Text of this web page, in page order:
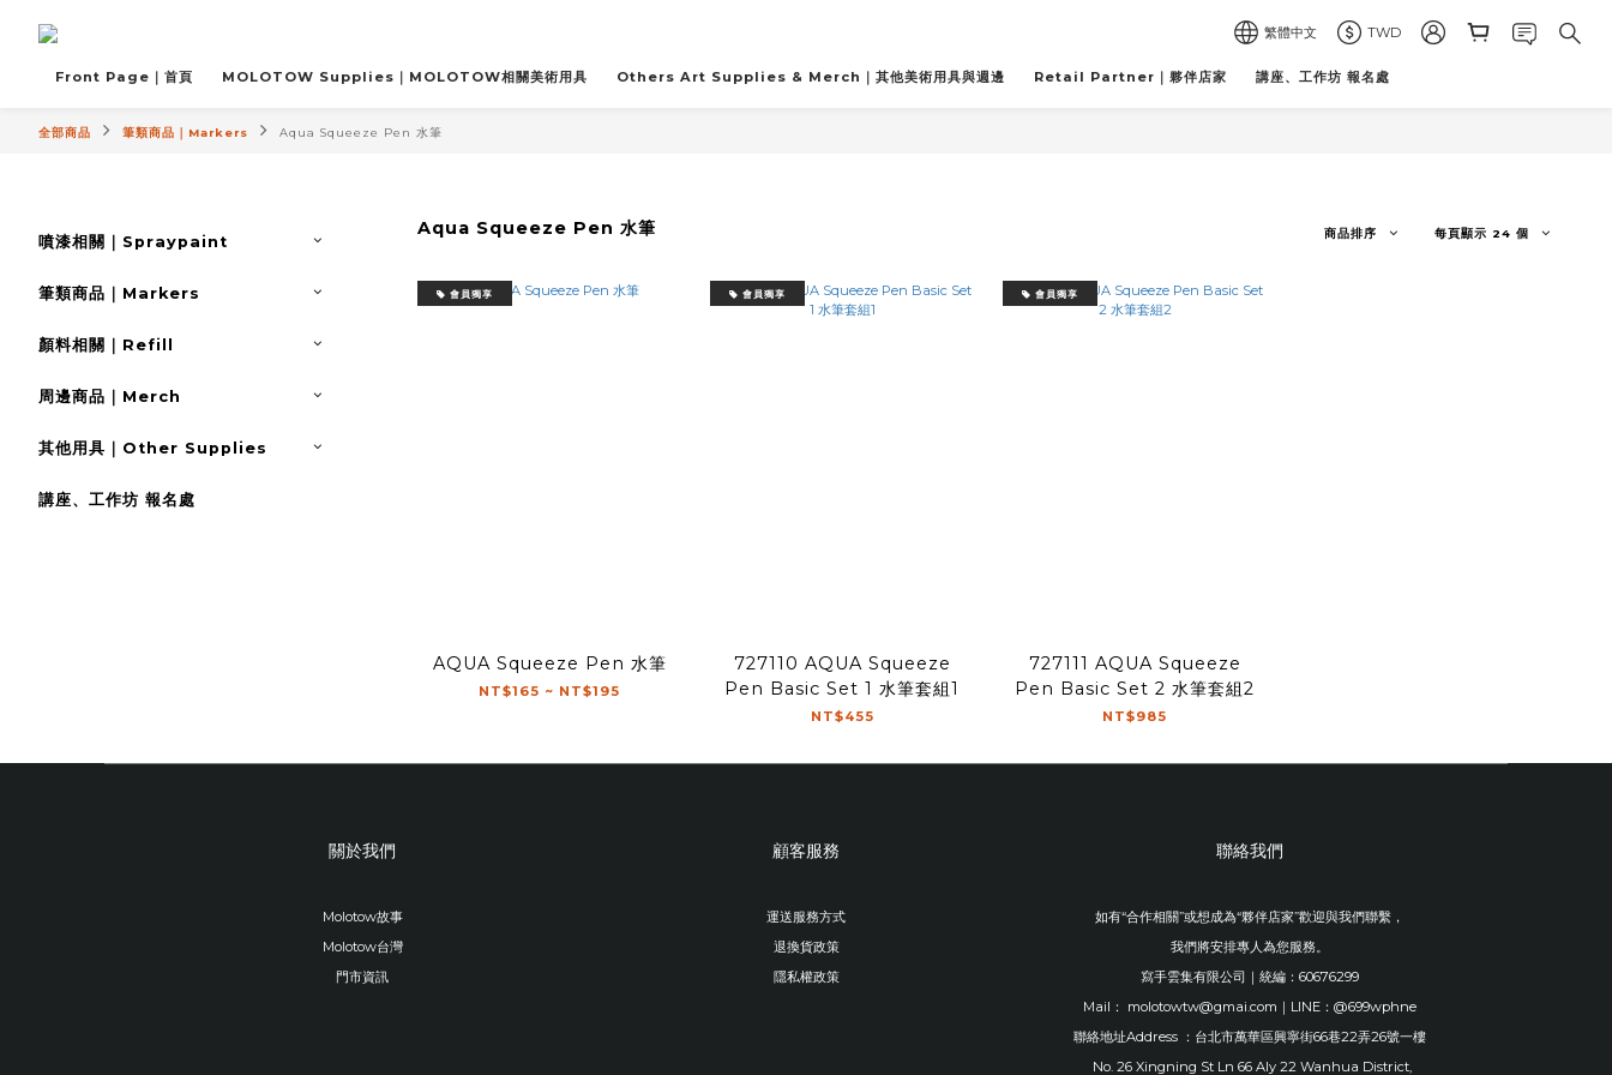
繁體中文 TWD
Front Page｜首頁 MOLOTOW Supplies｜MOLOTOW相關美術用具 Others Art Supplies & Merch｜其他美術用具與週邊 Retail Partner｜夥伴店家 講座、工作坊 報名處
全部商品 筆類商品｜Markers Aqua Squeeze Pen 水筆
噴漆相關｜Spraypaint
筆類商品｜Markers
顏料相關｜Refill
周邊商品｜Merch
其他用具｜Other Supplies
講座、工作坊 報名處
Aqua Squeeze Pen 水筆 商品排序 每頁顯示 24 個
會員獨享
AQUA Squeeze Pen 水筆
NT$165 ~ NT$195
會員獨享
727110 AQUA Squeeze
Pen Basic Set 1 水筆套組1
NT$455
會員獨享
727111 AQUA Squeeze
Pen Basic Set 2 水筆套組2
NT$985
關於我們
Molotow故事
Molotow台灣
門市資訊
顧客服務
運送服務方式
退換貨政策
隱私權政策
聯絡我們
如有“合作相關”或想成為“夥伴店家”歡迎與我們聯繫，
我們將安排專人為您服務。
寫手雲集有限公司｜統編：60676299
Mail： molotowtw@gmai.com｜LINE：@699wphne
聯絡地址Address ：台北市萬華區興寧街66巷22弄26號一樓
No. 26 Xingning St Ln 66 Aly 22 Wanhua District,